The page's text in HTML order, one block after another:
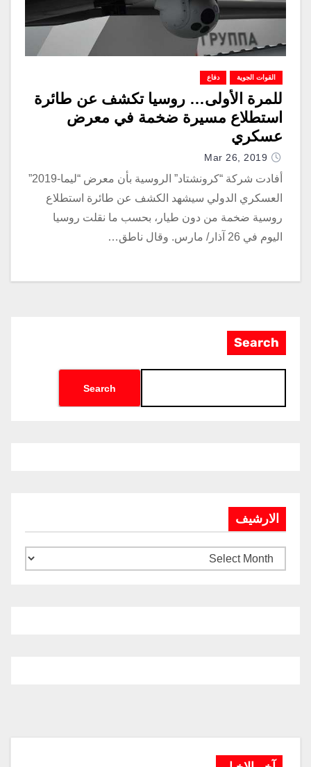
القوات الجوية دفاع
للمرة الأولى… روسيا تكشف عن طائرة
استطلاع مسيرة ضخمة في معرض
عسكري
Mar 26, 2019
أفادت شركة “كرونشتاد” الروسية بأن معرض “ليما-2019”
العسكري الدولي سيشهد الكشف عن طائرة استطلاع
روسية ضخمة من دون طيار، بحسب ما نقلت روسيا
اليوم في 26 آذار/ مارس. وقال ناطق…
Search
Search
الارشيف